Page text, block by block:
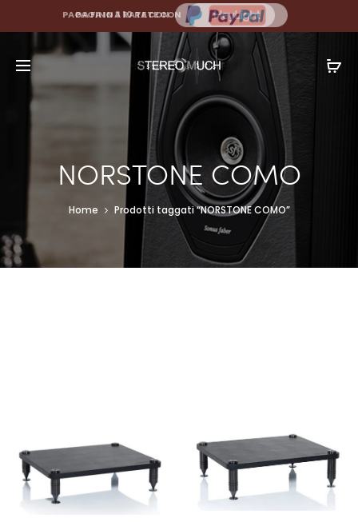
PAGA FINO A 10 RATE CON
NORSTONE COMO
Home Prodotti taggati “NORSTONE COMO”